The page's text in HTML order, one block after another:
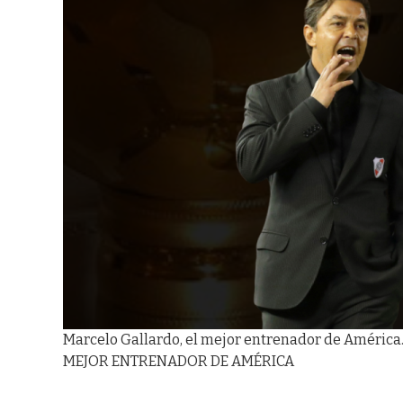
Marcelo Gallardo, el mejor entrenador de América.
MEJOR ENTRENADOR DE AMÉRICA